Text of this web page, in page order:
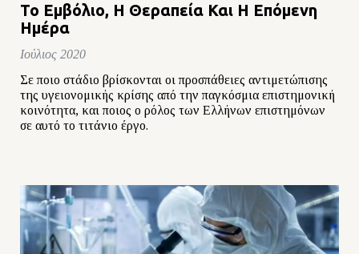
Το Εμβόλιο, Η Θεραπεία Και Η Επόμενη
Ημέρα
Ιούλιος 2020
Σε ποιο στάδιο βρίσκονται οι προσπάθειες αντιμετώπισης
της υγειονομικής κρίσης από την παγκόσμια επιστημονική
κοινότητα, και ποιος ο ρόλος των Ελλήνων επιστημόνων
σε αυτό το τιτάνιο έργο.